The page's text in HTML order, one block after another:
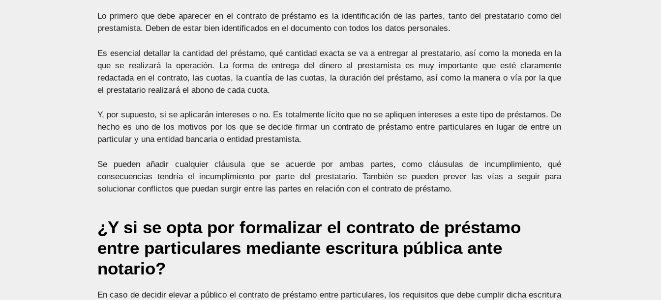
Lo primero que debe aparecer en el contrato de préstamo es la identificación de las partes, tanto del prestatario como del
prestamista. Deben de estar bien identificados en el documento con todos los datos personales.
Es esencial detallar la cantidad del préstamo, qué cantidad exacta se va a entregar al prestatario, así como la moneda en la
que se realizará la operación. La forma de entrega del dinero al prestamista es muy importante que esté claramente
redactada en el contrato, las cuotas, la cuantía de las cuotas, la duración del préstamo, así como la manera o vía por la que
el prestatario realizará el abono de cada cuota.
Y, por supuesto, si se aplicarán intereses o no. Es totalmente lícito que no se apliquen intereses a este tipo de préstamos. De
hecho es uno de los motivos por los que se decide firmar un contrato de préstamo entre particulares en lugar de entre un
particular y una entidad bancaria o entidad prestamista.
Se pueden añadir cualquier cláusula que se acuerde por ambas partes, como cláusulas de incumplimiento, qué
consecuencias tendría el incumplimiento por parte del prestatario. También se pueden prever las vías a seguir para
solucionar conflictos que puedan surgir entre las partes en relación con el contrato de préstamo.
¿Y si se opta por formalizar el contrato de préstamo
entre particulares mediante escritura pública ante
notario?
En caso de decidir elevar a público el contrato de préstamo entre particulares, los requisitos que debe cumplir dicha escritura